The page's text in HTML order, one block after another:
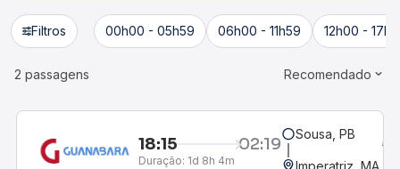
Filtros 00h00 - 05h59 06h00 - 11h59 12h00 -
2 passagens Recomendado
18:15 02:19
Duração: 1d 8h 4m
Sousa, PB
Imperatriz, MA